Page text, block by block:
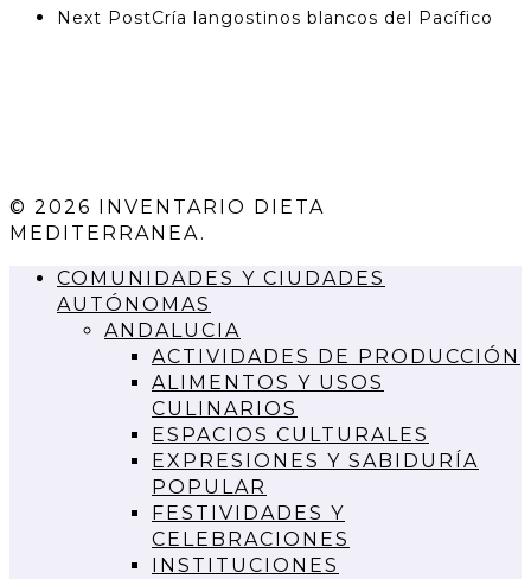
Next PostCría langostinos blancos del Pacífico
© 2026 INVENTARIO DIETA
MEDITERRANEA.
COMUNIDADES Y CIUDADES
AUTÓNOMAS
ANDALUCIA
ACTIVIDADES DE PRODUCCIÓN
ALIMENTOS Y USOS
CULINARIOS
ESPACIOS CULTURALES
EXPRESIONES Y SABIDURÍA
POPULAR
FESTIVIDADES Y
CELEBRACIONES
INSTITUCIONES